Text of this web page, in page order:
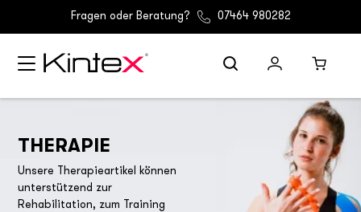
Fragen oder Beratung? 07464 980282
THERAPIE
Unsere Therapieartikel können
unterstützend zur
Rehabilitation, zum Training